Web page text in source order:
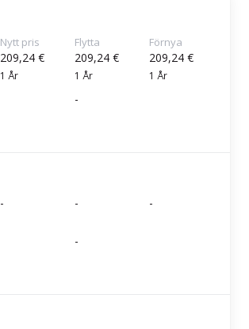
Nytt pris
209,24 €
1 År
Flytta
209,24 €
1 År
Förnya
209,24 €
1 År
-
- - -
-